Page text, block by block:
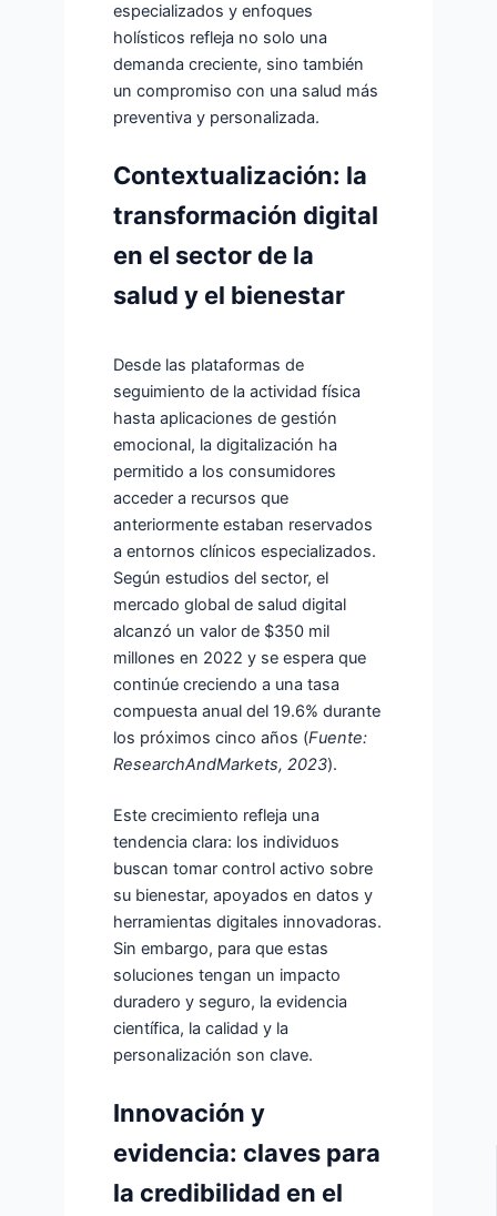
especializados y enfoques
holísticos refleja no solo una
demanda creciente, sino también
un compromiso con una salud más
preventiva y personalizada.
Contextualización: la
transformación digital
en el sector de la
salud y el bienestar
Desde las plataformas de
seguimiento de la actividad física
hasta aplicaciones de gestión
emocional, la digitalización ha
permitido a los consumidores
acceder a recursos que
anteriormente estaban reservados
a entornos clínicos especializados.
Según estudios del sector, el
mercado global de salud digital
alcanzó un valor de $350 mil
millones en 2022 y se espera que
continúe creciendo a una tasa
compuesta anual del 19.6% durante
los próximos cinco años (Fuente:
ResearchAndMarkets, 2023).
Este crecimiento refleja una
tendencia clara: los individuos
buscan tomar control activo sobre
su bienestar, apoyados en datos y
herramientas digitales innovadoras.
Sin embargo, para que estas
soluciones tengan un impacto
duradero y seguro, la evidencia
científica, la calidad y la
personalización son clave.
Innovación y
evidencia: claves para
la credibilidad en el